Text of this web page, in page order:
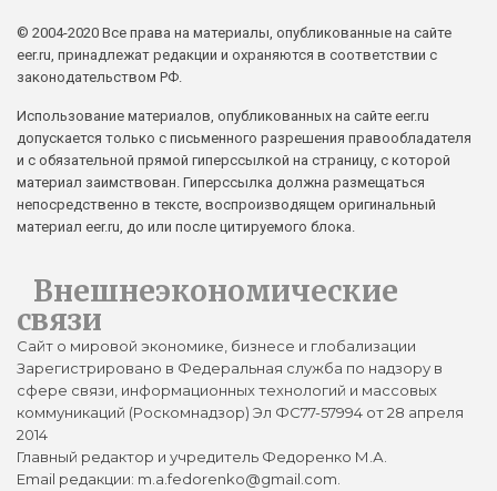
© 2004-2020 Все права на материалы, опубликованные на сайте
eer.ru, принадлежат редакции и охраняются в соответствии с
законодательством РФ.
Использование материалов, опубликованных на сайте eer.ru
допускается только с письменного разрешения правообладателя
и с обязательной прямой гиперссылкой на страницу, с которой
материал заимствован. Гиперссылка должна размещаться
непосредственно в тексте, воспроизводящем оригинальный
материал eer.ru, до или после цитируемого блока.
Внешнеэкономические
связи
Сайт о мировой экономике, бизнесе и глобализации
Зарегистрировано в Федеральная служба по надзору в
сфере связи, информационных технологий и массовых
коммуникаций (Роскомнадзор) Эл ФС77-57994 от 28 апреля
2014
Главный редактор и учредитель Федоренко М.А.
Email редакции: m.a.fedorenko@gmail.com.